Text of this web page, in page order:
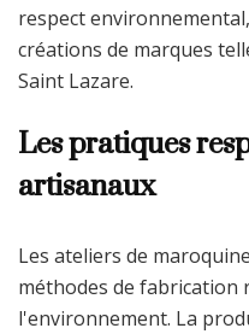
respect
créations de marques
Saint Lazare.
Les pratiques
artisanaux
Les ateliers de
méthodes de fabrication
l'environnement. La